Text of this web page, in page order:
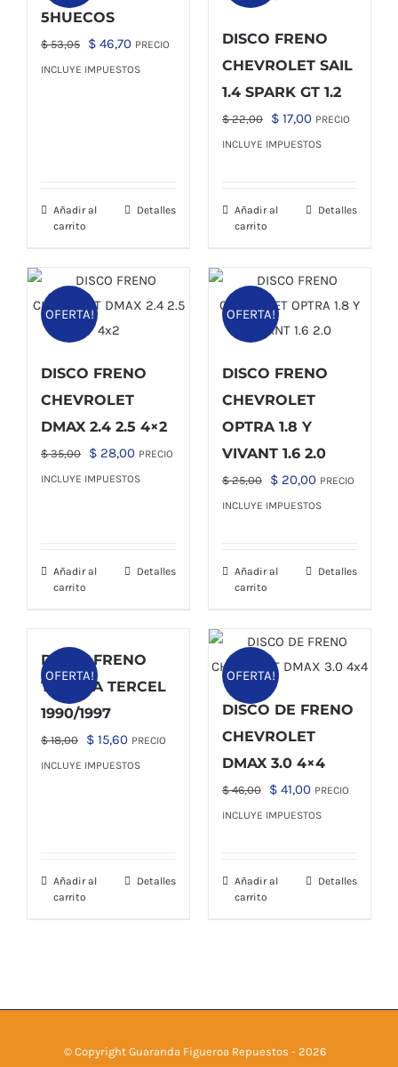
5HUECOS
$53,05
El
precio
$ 46,70El
precio
PRECIO
INCLUYE IMPUESTOS
Añadir al
carrito
Detalles
DISCO FRENO
CHEVROLET SAIL
1.4 SPARK GT 1.2
$22,00
El
precio
$ 22,00.
$ 17,00El
precio
$ 17,00.
PRECIO
INCLUYE IMPUESTOS
Añadir al
carrito
Detalles
OFERTA!
DISCO FRENO
CHEVROLET
DMAX 2.4 2.5 4×2
$35,00
El
precio
$ 28,00El
precio
PRECIO
INCLUYE IMPUESTOS
Añadir al
carrito
Detalles
OFERTA!
DISCO FRENO
CHEVROLET
OPTRA 1.8 Y
VIVANT 1.6 2.0
$25,00
El
precio
$ 25,00.
$ 20,00El
precio
$ 20,00.
PRECIO
INCLUYE IMPUESTOS
Añadir al
carrito
Detalles
OFERTA!
DISCO FRENO
TOYOTA TERCEL
1990/1997
$18,00
El
precio
$ 15,60El
precio
PRECIO
INCLUYE IMPUESTOS
Añadir al
carrito
Detalles
OFERTA!
DISCO DE FRENO
CHEVROLET
DMAX 3.0 4×4
$46,00
El
precio
$ 46,00.
$ 41,00El
precio
$ 41,00.
PRECIO
INCLUYE IMPUESTOS
Añadir al
carrito
Detalles
© Copyright Guaranda Figueroa Repuestos - 2026